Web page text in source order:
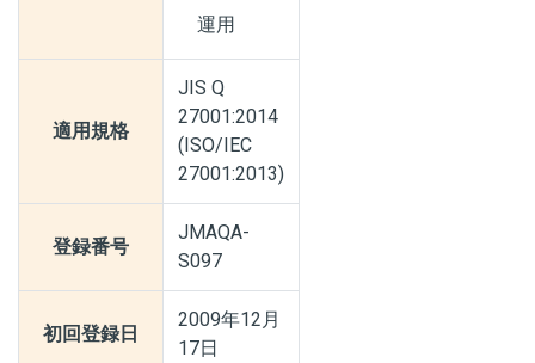
運用
適用規格
JIS Q
27001:2014
(ISO/IEC
27001:2013)
登録番号
JMAQA-
S097
初回登録日
2009年12月
17日